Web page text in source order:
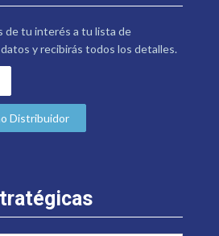
de tu interés a tu lista de
y recibirás todos los detalles.
Distribuidor